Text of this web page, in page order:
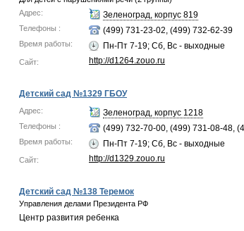
Адрес:
Зеленоград, корпус 819
Телефоны : (499) 731-23-02, (499) 732-62-39
Время работы: Пн-Пт 7-19; Сб, Вс - выходные
Сайт: http://d1264.zouo.ru
Детский сад №1329 ГБОУ
Адрес: Зеленоград, корпус 1218
Телефоны : (499) 732-70-00, (499) 731-08-48,
Время работы: Пн-Пт 7-19; Сб, Вс - выходные
Сайт: http://d1329.zouo.ru
Детский сад №138 Теремок
Управления делами Президента РФ
Центр развития ребенка